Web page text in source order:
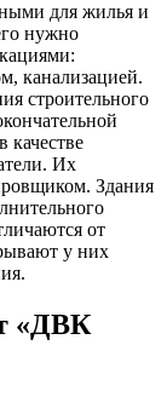
для жилья и
нужно
канализацией.
строительного
качестве
Их
Здания
от
у них
«ДВК